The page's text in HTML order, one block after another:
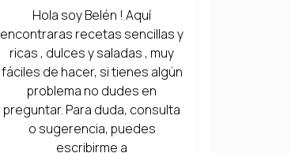
Hola soy Belén ! Aquí
encontraras recetas sencillas y
ricas , dulces y saladas , muy
fáciles de hacer, si tienes algún
problema no dudes en
preguntar. Para duda, consulta
o sugerencia, puedes
escribirme a